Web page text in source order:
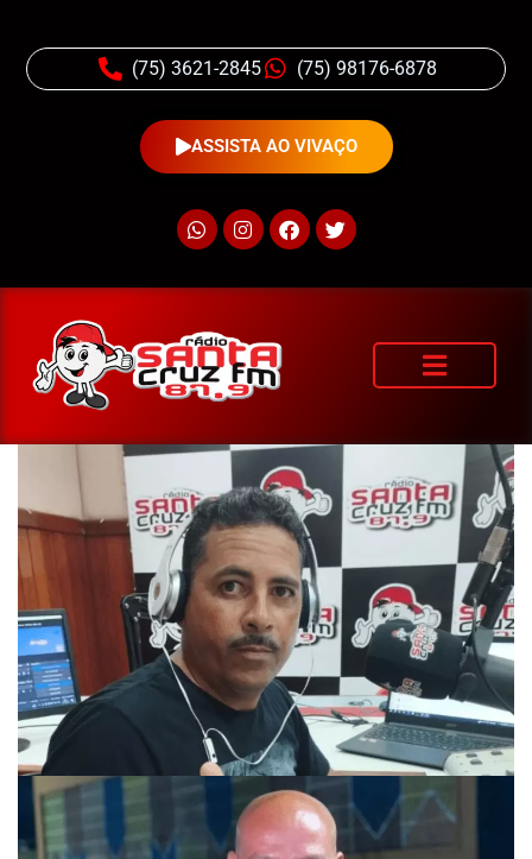
(75) 3621-2845 (75) 98176-6878
ASSISTA AO VIVAÇO